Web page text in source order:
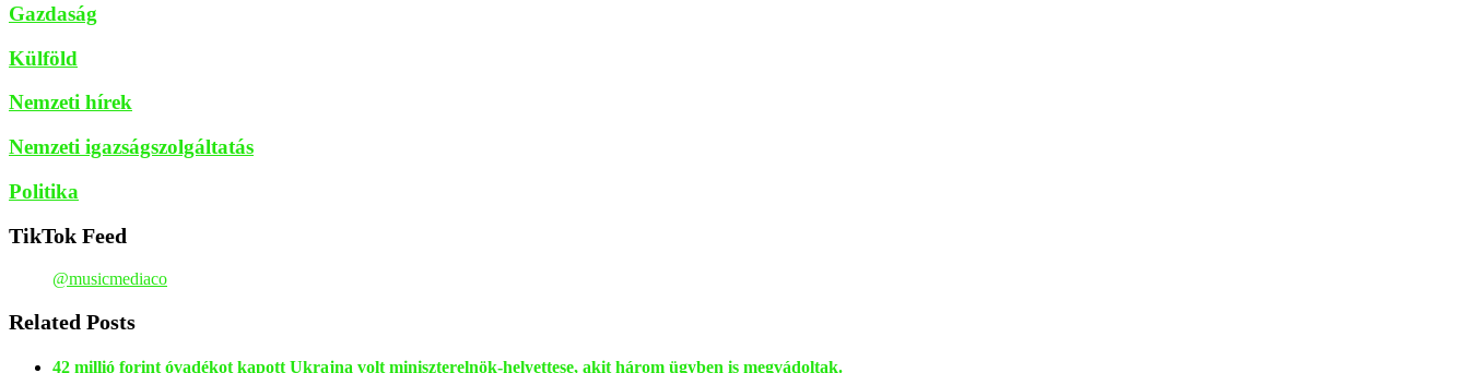
Gazdaság
Külföld
Nemzeti hírek
Nemzeti igazságszolgáltatás
Politika
TikTok Feed
@musicmediaco
Related Posts
42 millió forint óvadékot kapott Ukrajna volt miniszterelnök-helyettese, akit három ügyben is megvádoltak.